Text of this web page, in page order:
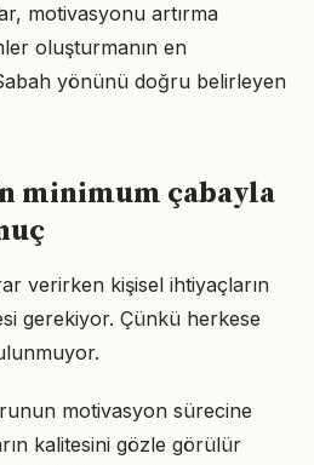
motivasyonu artırma
oluşturmanın en
yönünü doğru belirleyen
minimum çabayla
verirken kişisel ihtiyaçların
gerekiyor. Çünkü herkese
motivasyon sürecine
kalitesini gözle görülür